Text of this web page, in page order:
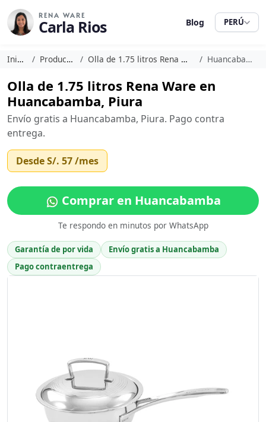
RENA WARE
Carla Rios Blog PERÚ
Inicio Productos Olla de 1.75 litros Rena Ware Huancabamba
Olla de 1.75 litros Rena Ware en
Huancabamba, Piura
Envío gratis a Huancabamba, Piura. Pago contra
entrega.
DesdeS/. 57/mes
Comprar en Huancabamba
Te respondo en minutos por WhatsApp
Garantía de por vida
Envío gratis a Huancabamba
Pago contraentrega